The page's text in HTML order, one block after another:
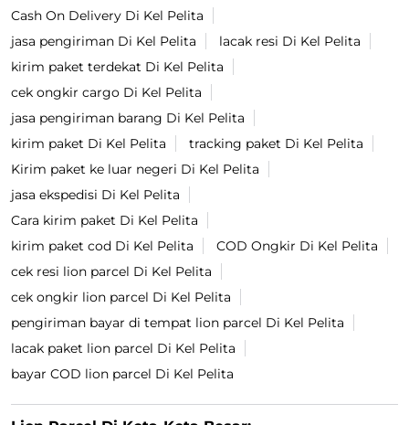
Cash On Delivery Di Kel Pelita
jasa pengiriman Di Kel Pelita
lacak resi Di Kel Pelita
kirim paket terdekat Di Kel Pelita
cek ongkir cargo Di Kel Pelita
jasa pengiriman barang Di Kel Pelita
kirim paket Di Kel Pelita
tracking paket Di Kel Pelita
Kirim paket ke luar negeri Di Kel Pelita
jasa ekspedisi Di Kel Pelita
Cara kirim paket Di Kel Pelita
kirim paket cod Di Kel Pelita
COD Ongkir Di Kel Pelita
cek resi lion parcel Di Kel Pelita
cek ongkir lion parcel Di Kel Pelita
pengiriman bayar di tempat lion parcel Di Kel Pelita
lacak paket lion parcel Di Kel Pelita
bayar COD lion parcel Di Kel Pelita